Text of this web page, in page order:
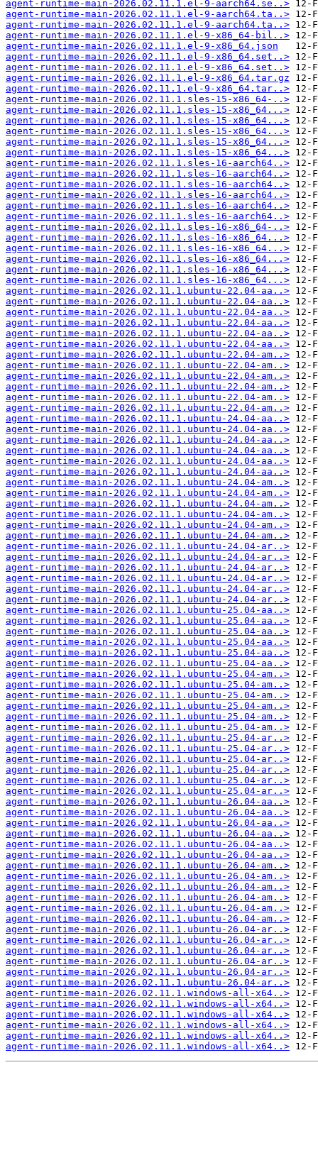
agent-runtime-main-2026.02.11.1.el-9-aarch64.se..>
agent-runtime-main-2026.02.11.1.el-9-aarch64.ta..>
agent-runtime-main-2026.02.11.1.el-9-aarch64.ta..>
agent-runtime-main-2026.02.11.1.el-9-x86_64-bil..>
agent-runtime-main-2026.02.11.1.el-9-x86_64.json
agent-runtime-main-2026.02.11.1.el-9-x86_64.set..>
agent-runtime-main-2026.02.11.1.el-9-x86_64.set..>
agent-runtime-main-2026.02.11.1.el-9-x86_64.tar.gz
agent-runtime-main-2026.02.11.1.el-9-x86_64.tar..>
agent-runtime-main-2026.02.11.1.sles-15-x86_64-..>
agent-runtime-main-2026.02.11.1.sles-15-x86_64...>
agent-runtime-main-2026.02.11.1.sles-15-x86_64...>
agent-runtime-main-2026.02.11.1.sles-15-x86_64...>
agent-runtime-main-2026.02.11.1.sles-15-x86_64...>
agent-runtime-main-2026.02.11.1.sles-15-x86_64...>
agent-runtime-main-2026.02.11.1.sles-16-aarch64..>
agent-runtime-main-2026.02.11.1.sles-16-aarch64..>
agent-runtime-main-2026.02.11.1.sles-16-aarch64..>
agent-runtime-main-2026.02.11.1.sles-16-aarch64..>
agent-runtime-main-2026.02.11.1.sles-16-aarch64..>
agent-runtime-main-2026.02.11.1.sles-16-aarch64..>
agent-runtime-main-2026.02.11.1.sles-16-x86_64-..>
agent-runtime-main-2026.02.11.1.sles-16-x86_64...>
agent-runtime-main-2026.02.11.1.sles-16-x86_64...>
agent-runtime-main-2026.02.11.1.sles-16-x86_64...>
agent-runtime-main-2026.02.11.1.sles-16-x86_64...>
agent-runtime-main-2026.02.11.1.sles-16-x86_64...>
agent-runtime-main-2026.02.11.1.ubuntu-22.04-aa..>
agent-runtime-main-2026.02.11.1.ubuntu-22.04-aa..>
agent-runtime-main-2026.02.11.1.ubuntu-22.04-aa..>
agent-runtime-main-2026.02.11.1.ubuntu-22.04-aa..>
agent-runtime-main-2026.02.11.1.ubuntu-22.04-aa..>
agent-runtime-main-2026.02.11.1.ubuntu-22.04-aa..>
agent-runtime-main-2026.02.11.1.ubuntu-22.04-am..>
agent-runtime-main-2026.02.11.1.ubuntu-22.04-am..>
agent-runtime-main-2026.02.11.1.ubuntu-22.04-am..>
agent-runtime-main-2026.02.11.1.ubuntu-22.04-am..>
agent-runtime-main-2026.02.11.1.ubuntu-22.04-am..>
agent-runtime-main-2026.02.11.1.ubuntu-22.04-am..>
agent-runtime-main-2026.02.11.1.ubuntu-24.04-aa..>
agent-runtime-main-2026.02.11.1.ubuntu-24.04-aa..>
agent-runtime-main-2026.02.11.1.ubuntu-24.04-aa..>
agent-runtime-main-2026.02.11.1.ubuntu-24.04-aa..>
agent-runtime-main-2026.02.11.1.ubuntu-24.04-aa..>
agent-runtime-main-2026.02.11.1.ubuntu-24.04-aa..>
agent-runtime-main-2026.02.11.1.ubuntu-24.04-am..>
agent-runtime-main-2026.02.11.1.ubuntu-24.04-am..>
agent-runtime-main-2026.02.11.1.ubuntu-24.04-am..>
agent-runtime-main-2026.02.11.1.ubuntu-24.04-am..>
agent-runtime-main-2026.02.11.1.ubuntu-24.04-am..>
agent-runtime-main-2026.02.11.1.ubuntu-24.04-am..>
agent-runtime-main-2026.02.11.1.ubuntu-24.04-ar..>
agent-runtime-main-2026.02.11.1.ubuntu-24.04-ar..>
agent-runtime-main-2026.02.11.1.ubuntu-24.04-ar..>
agent-runtime-main-2026.02.11.1.ubuntu-24.04-ar..>
agent-runtime-main-2026.02.11.1.ubuntu-24.04-ar..>
agent-runtime-main-2026.02.11.1.ubuntu-24.04-ar..>
agent-runtime-main-2026.02.11.1.ubuntu-25.04-aa..>
agent-runtime-main-2026.02.11.1.ubuntu-25.04-aa..>
agent-runtime-main-2026.02.11.1.ubuntu-25.04-aa..>
agent-runtime-main-2026.02.11.1.ubuntu-25.04-aa..>
agent-runtime-main-2026.02.11.1.ubuntu-25.04-aa..>
agent-runtime-main-2026.02.11.1.ubuntu-25.04-aa..>
agent-runtime-main-2026.02.11.1.ubuntu-25.04-am..>
agent-runtime-main-2026.02.11.1.ubuntu-25.04-am..>
agent-runtime-main-2026.02.11.1.ubuntu-25.04-am..>
agent-runtime-main-2026.02.11.1.ubuntu-25.04-am..>
agent-runtime-main-2026.02.11.1.ubuntu-25.04-am..>
agent-runtime-main-2026.02.11.1.ubuntu-25.04-am..>
agent-runtime-main-2026.02.11.1.ubuntu-25.04-ar..>
agent-runtime-main-2026.02.11.1.ubuntu-25.04-ar..>
agent-runtime-main-2026.02.11.1.ubuntu-25.04-ar..>
agent-runtime-main-2026.02.11.1.ubuntu-25.04-ar..>
agent-runtime-main-2026.02.11.1.ubuntu-25.04-ar..>
agent-runtime-main-2026.02.11.1.ubuntu-25.04-ar..>
agent-runtime-main-2026.02.11.1.ubuntu-26.04-aa..>
agent-runtime-main-2026.02.11.1.ubuntu-26.04-aa..>
agent-runtime-main-2026.02.11.1.ubuntu-26.04-aa..>
agent-runtime-main-2026.02.11.1.ubuntu-26.04-aa..>
agent-runtime-main-2026.02.11.1.ubuntu-26.04-aa..>
agent-runtime-main-2026.02.11.1.ubuntu-26.04-aa..>
agent-runtime-main-2026.02.11.1.ubuntu-26.04-am..>
agent-runtime-main-2026.02.11.1.ubuntu-26.04-am..>
agent-runtime-main-2026.02.11.1.ubuntu-26.04-am..>
agent-runtime-main-2026.02.11.1.ubuntu-26.04-am..>
agent-runtime-main-2026.02.11.1.ubuntu-26.04-am..>
agent-runtime-main-2026.02.11.1.ubuntu-26.04-am..>
agent-runtime-main-2026.02.11.1.ubuntu-26.04-ar..>
agent-runtime-main-2026.02.11.1.ubuntu-26.04-ar..>
agent-runtime-main-2026.02.11.1.ubuntu-26.04-ar..>
agent-runtime-main-2026.02.11.1.ubuntu-26.04-ar..>
agent-runtime-main-2026.02.11.1.ubuntu-26.04-ar..>
agent-runtime-main-2026.02.11.1.ubuntu-26.04-ar..>
agent-runtime-main-2026.02.11.1.windows-all-x64..>
agent-runtime-main-2026.02.11.1.windows-all-x64..>
agent-runtime-main-2026.02.11.1.windows-all-x64..>
agent-runtime-main-2026.02.11.1.windows-all-x64..>
agent-runtime-main-2026.02.11.1.windows-all-x64..>
agent-runtime-main-2026.02.11.1.windows-all-x64..>